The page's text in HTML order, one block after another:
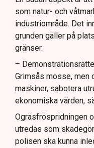
som natur- och
industriområde. Det
grunden gäller på
gränser.
–
Grimsås mosse, men
maskiner, sabotera
ekonomiska värden,
Ogräsfröspridningen
utredas som
polisen ska kunna